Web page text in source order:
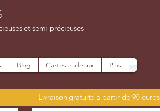
et semi-précieuses
Blog Cartes cadeaux Plus
Livraison gratuite à partir de 90 euros